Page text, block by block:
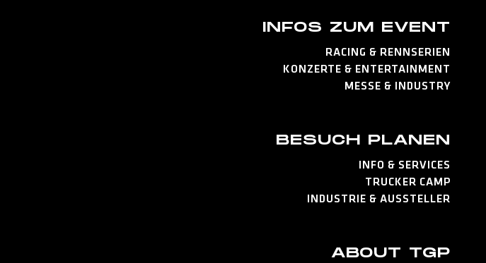
INFOS ZUM EVENT
RACING & RENNSERIEN
KONZERTE & ENTERTAINMENT
MESSE & INDUSTRY
BESUCH PLANEN
INFO & SERVICES
TRUCKER CAMP
INDUSTRIE & AUSSTELLER
ABOUT TGP